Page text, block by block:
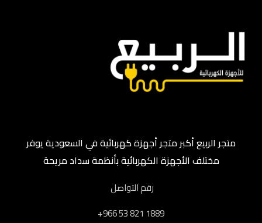
متجر الربيع أكبر متجر أجهزة كهربائية في السعودية يوفر
مختلف الأجهزة الكهربائية بأنظمة سداد مريحة
رقم التواصل
‎+966 53 821 1889